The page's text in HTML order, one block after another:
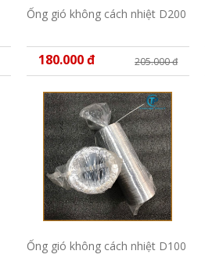
Ống gió không cách nhiệt D200
180.000 đ 205.000 đ
Ống gió không cách nhiệt D100